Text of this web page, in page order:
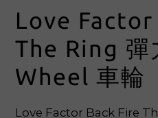
買滿 $1,200 正價貨品減
$900 正價貨品
Love
The Ring 彈
Wheel 車輪
Love Factor Back Fire